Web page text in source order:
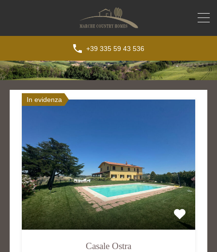
+39 335 59 43 536
In evidenza
Casale Ostra